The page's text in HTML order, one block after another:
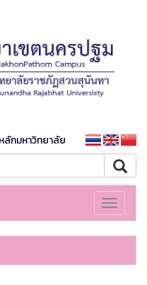
ลักมหาวิทยาลัย
Toggle